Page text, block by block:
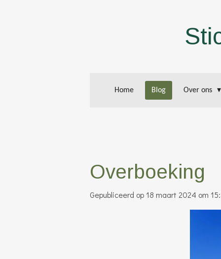
Home Blog Over ons
Overboeking
Gepubliceerd op 18 maart 2024 om